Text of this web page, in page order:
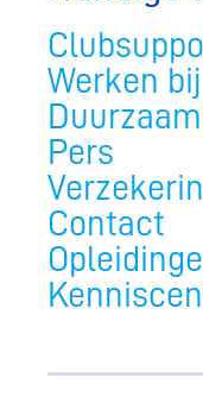
Werken bij
Pers
Contact